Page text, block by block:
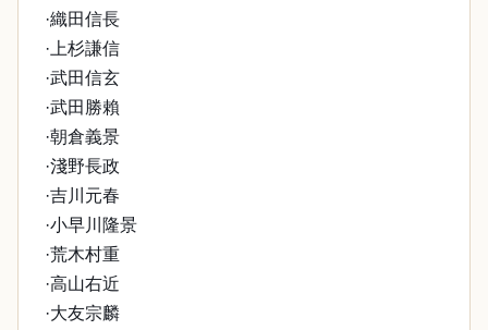
·織田信長
·上杉謙信
·武田信玄
·武田勝賴
·朝倉義景
·淺野長政
·吉川元春
·小早川隆景
·荒木村重
·高山右近
·大友宗麟